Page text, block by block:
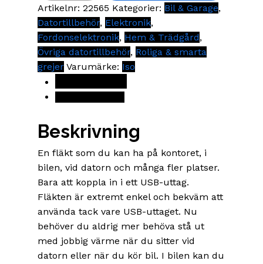
mängd
Artikelnr: 22565 Kategorier: Bil & Garage,
Datortillbehör, Elektronik,
Fordonselektronik, Hem & Trädgård,
Övriga datortillbehör, Roliga & smarta
grejer Varumärke: Iso
Beskrivning
En fläkt som du kan ha på kontoret, i
bilen, vid datorn och många fler platser.
Bara att koppla in i ett USB-uttag.
Fläkten är extremt enkel och bekväm att
använda tack vare USB-uttaget. Nu
behöver du aldrig mer behöva stå ut
med jobbig värme när du sitter vid
datorn eller när du kör bil. I bilen kan du